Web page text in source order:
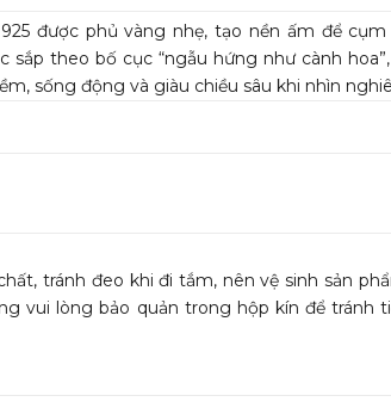
được phủ vàng nhẹ, tạo nền ấm để
sắp theo bố cục “ngẫu hứng như cành
sống động và giàu chiều sâu khi nhìn
tránh đeo khi đi tắm, nên vệ sinh sản
vui lòng bảo quản trong hộp kín để tránh